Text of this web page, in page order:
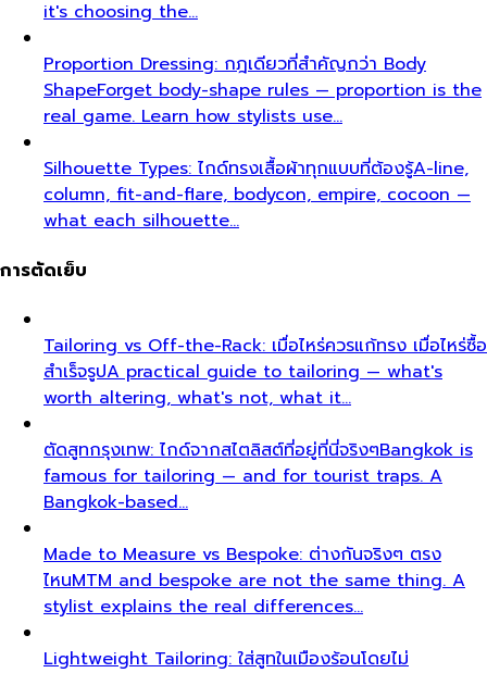
5 กิจกรรม Team Building สำหรับองค์กรที่ไม่ซ้ำใคร
กรุงเทพฯ 2026Discover the top 5 unique corporate
team building activities in Bangkok for…
ทำไม Executive Presence ถึงเป็นการลงทุนที่คุ้มค่าที่สุด
สำหรับทีมขายDiscover why executive presence
training is the highest-ROI investment for…
21 ห้างที่ดีที่สุดในกรุงเทพฯ: คู่มือฉบับสมบูรณ์ 2026
ช้อปปิ้งลักชัวรี่กรุงเทพ: คู่มือประสบการณ์ VIP ฉบับ
สมบูรณ์The ultimate guide to luxury shopping in
คู่มือช้อปปิ้งกรุงเทพฉบับสมบูรณ์ - ย่านไหนเหมาะกับคุณ
ที่สุดComplete Bangkok shopping guide covering
คลังความรู้
สีและสไตล์
ตู้เสื้อผ้าและช้อปปิ้ง